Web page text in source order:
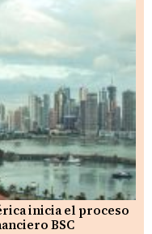
inicia el proceso
BSC